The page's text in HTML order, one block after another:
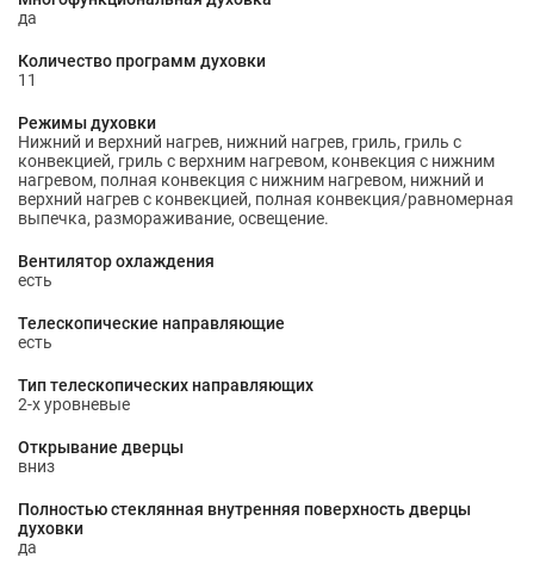
да
Количество программ духовки
11
Режимы духовки
Нижний и верхний нагрев, нижний нагрев, гриль, гриль с
конвекцией, гриль с верхним нагревом, конвекция с нижним
нагревом, полная конвекция с нижним нагревом, нижний и
верхний нагрев с конвекцией, полная конвекция/равномерная
выпечка, размораживание, освещение.
Вентилятор охлаждения
есть
Телескопические направляющие
есть
Тип телескопических направляющих
2-х уровневые
Открывание дверцы
вниз
Полностью стеклянная внутренняя поверхность дверцы
духовки
да